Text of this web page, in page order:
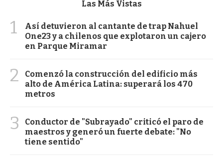
Las Más Vistas
1
Así detuvieron al cantante de trap Nahuel
One23 y a chilenos que explotaron un cajero
en Parque Miramar
2
Comenzó la construcción del edificio más
alto de América Latina: superará los 470
metros
3
Conductor de "Subrayado" criticó el paro de
maestros y generó un fuerte debate: "No
tiene sentido"